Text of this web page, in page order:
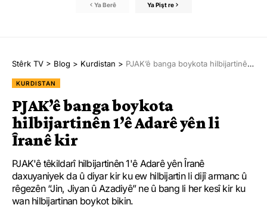
Ya Berê Ya Pişt re
Stêrk TV > Blog > Kurdistan > PJAK’ê banga boykota hilbijartinên 1’ê Adarê yên li Îranê kir
KURDISTAN
PJAK’ê banga boykota
hilbijartinên 1’ê Adarê yên li
Îranê kir
PJAK'ê têkildarî hilbijartinên 1'ê Adarê yên Îranê
daxuyaniyek da û diyar kir ku ew hilbijartin li dijî armanc û
rêgezên “Jin, Jiyan û Azadiyê” ne û bang li her kesî kir ku
wan hilbijartinan boykot bikin.